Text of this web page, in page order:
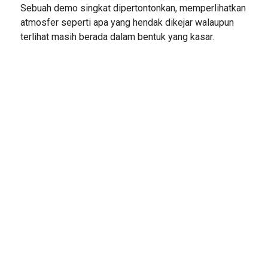
Sebuah demo singkat dipertontonkan, memperlihatkan
atmosfer seperti apa yang hendak dikejar walaupun
terlihat masih berada dalam bentuk yang kasar.